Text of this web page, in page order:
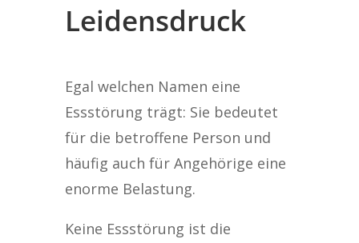
Leidensdruck
Egal welchen Namen eine
Essstörung trägt: Sie bedeutet
für die betroffene Person und
häufig auch für Angehörige eine
enorme Belastung.
Keine Essstörung ist die